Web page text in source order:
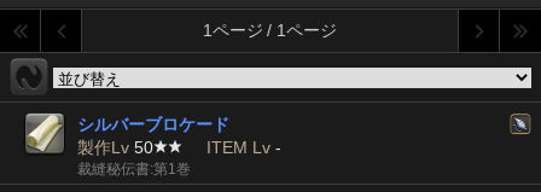
1ページ / 1ページ
シルバーブロケード
製作Lv 50 ITEM Lv -
裁縫秘伝書:第1巻